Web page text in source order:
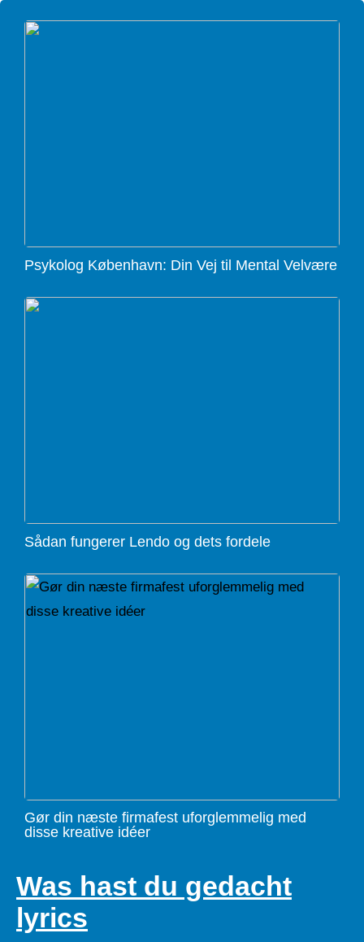
Psykolog København: Din Vej til Mental Velvære
Sådan fungerer Lendo og dets fordele
Gør din næste firmafest uforglemmelig med
disse kreative idéer
Was hast du gedacht
lyrics